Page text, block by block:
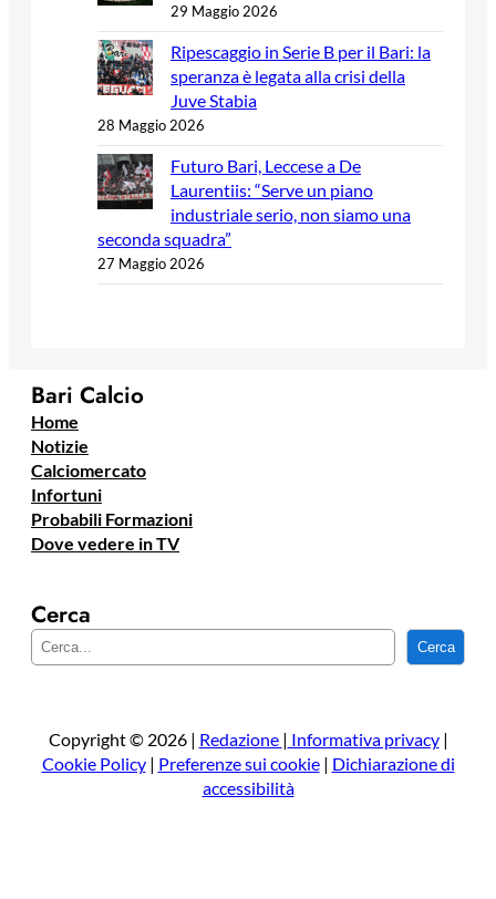
29 Maggio 2026
Ripescaggio in Serie B per il Bari: la
speranza è legata alla crisi della
Juve Stabia
28 Maggio 2026
Futuro Bari, Leccese a De
Laurentiis: “Serve un piano
industriale serio, non siamo una
seconda squadra”
27 Maggio 2026
Bari Calcio
Home
Notizie
Calciomercato
Infortuni
Probabili Formazioni
Dove vedere in TV
Cerca
e
a
Cerca
Copyright © 2026 | Redazione | Informativa privacy|
Cookie Policy| Preferenze sui cookie| Dichiarazione di
accessibilità